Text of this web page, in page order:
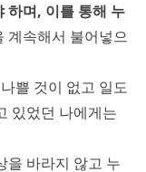
하며, 이를 통해 누
계속해서 불어넣으
쁠 것이 없고 일도
있었던 나에게는
을 바라지 않고 누